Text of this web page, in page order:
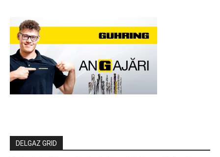
DELGAZ GRID